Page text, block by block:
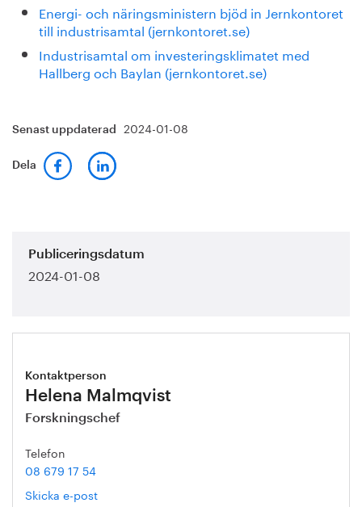
Energi- och näringsministern bjöd in Jernkontoret
till industrisamtal (jernkontoret.se)
Industrisamtal om investeringsklimatet med
Hallberg och Baylan (jernkontoret.se)
Senast uppdaterad 2024-01-08
Dela
Publiceringsdatum
2024-01-08
Kontaktperson
Helena Malmqvist
Forskningschef
Telefon
08 679 17 54
Skicka e-post